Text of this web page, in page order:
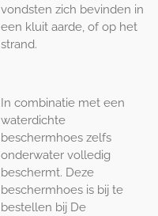
vondsten zich bevinden in
een kluit aarde, of op het
strand.
In combinatie met een
waterdichte
beschermhoes zelfs
onderwater volledig
beschermt. Deze
beschermhoes is bij te
bestellen bij De